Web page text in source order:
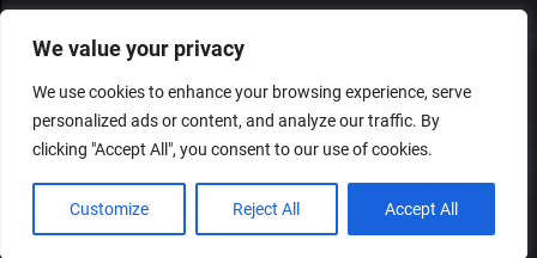
We value your privacy
We use cookies to enhance your browsing experience, serve
personalized ads or content, and analyze our traffic. By
clicking "Accept All", you consent to our use of cookies.
Customize Reject All Accept All
© 2024 Guestastic. Alle Rechte vorbehalten.
Datenschutz Geschäftsbedingungen